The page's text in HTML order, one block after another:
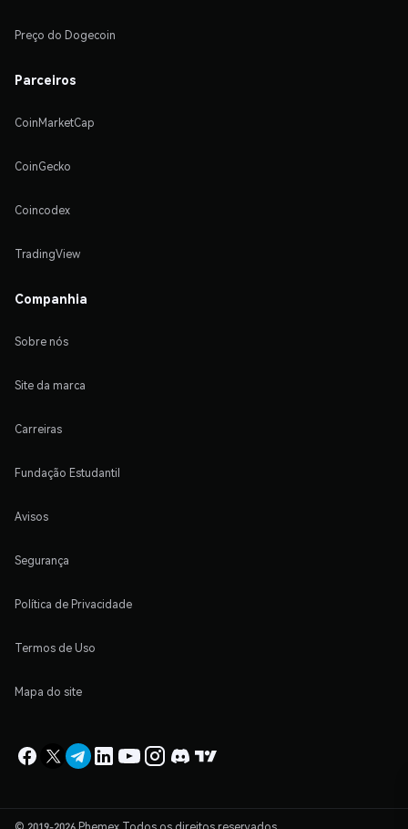
Preço do Dogecoin
Parceiros
CoinMarketCap
CoinGecko
Coincodex
TradingView
Companhia
Sobre nós
Site da marca
Carreiras
Fundação Estudantil
Avisos
Segurança
Política de Privacidade
Termos de Uso
Mapa do site